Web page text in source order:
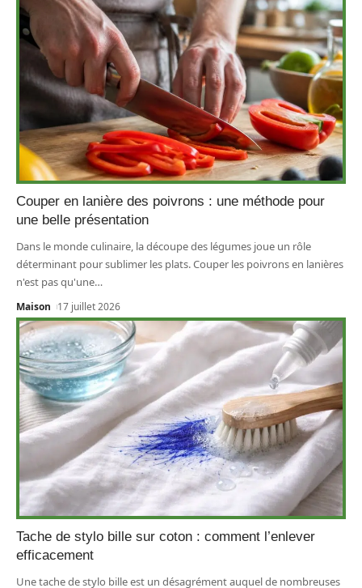
Couper en lanière des poivrons : une méthode pour
une belle présentation
Dans le monde culinaire, la découpe des légumes joue un rôle
déterminant pour sublimer les plats. Couper les poivrons en lanières
n'est pas qu'une…
Maison 17 juillet 2026
Tache de stylo bille sur coton : comment l’enlever
efficacement
Une tache de stylo bille est un désagrément auquel de nombreuses